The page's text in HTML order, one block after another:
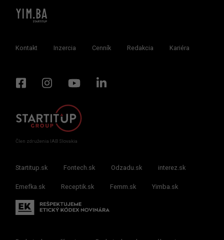
Kontakt Inzercia Cenník Redakcia Kariéra
Člen združenia IAB Slovakia
Startitup.sk Fontech.sk Odzadu.sk interez.sk
Emefka.sk Receptik.sk Femm.sk Yimba.sk